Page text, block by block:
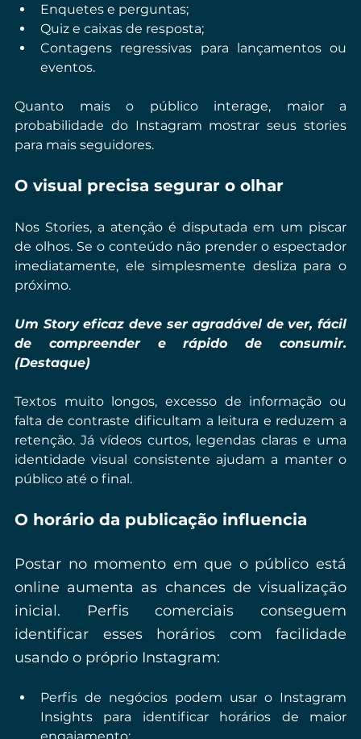
Enquetes e perguntas;
Quiz e caixas de resposta;
Contagens regressivas para lançamentos ou
eventos.
Quanto mais o público interage, maior a
probabilidade do Instagram mostrar seus stories
para mais seguidores.
O visual precisa segurar o olhar
Nos Stories, a atenção é disputada em um piscar
de olhos. Se o conteúdo não prender o espectador
imediatamente, ele simplesmente desliza para o
próximo.
Um Story eficaz deve ser agradável de ver, fácil
de compreender e rápido de consumir.
(Destaque)
Textos muito longos, excesso de informação ou
falta de contraste dificultam a leitura e reduzem a
retenção. Já vídeos curtos, legendas claras e uma
identidade visual consistente ajudam a manter o
público até o final.
O horário da publicação influencia
Postar no momento em que o público está
online aumenta as chances de visualização
inicial. Perfis comerciais conseguem
identificar esses horários com facilidade
usando o próprio Instagram:
Perfis de negócios podem usar o Instagram
Insights para identificar horários de maior
engajamento;